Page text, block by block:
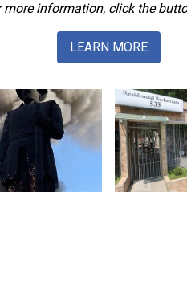
more information, click the
LEARN MORE